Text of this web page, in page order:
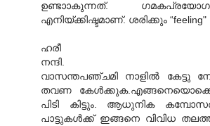
ഉണ്ടാ‍ാകുന്നത്.
എനിയ്ക്കിഷ്ടമാണ്. ശരിക്കും
ഹരീ
നന്ദി.
വാസന്തപഞ്ചമി നാളില്‍ കേട്ടു
തവണ കേള്‍ക്കുക.എങ്ങനെയൊക്കെ
പിടി കിട്ടും. ആധുനിക
പാട്ടുകള്‍ക്ക് ഇങ്ങനെ വിവിധ